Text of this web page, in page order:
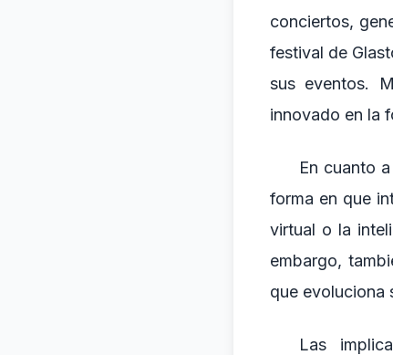
conciertos,
festival de
sus eventos.
innovado en la
En cuanto
forma en que
virtual o la
embargo,
que evoluciona
Las